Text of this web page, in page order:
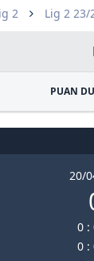
2 Lig 2 23/
PUAN
20/
0 :
0 :